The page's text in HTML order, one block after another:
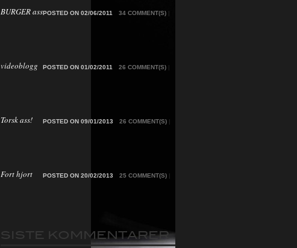
BURGER ass 34 COMMENT(S) |
POSTED ON 02/06/2011
videoblogg 26 COMMENT(S) |
POSTED ON 01/02/2011
Torsk ass! 26 COMMENT(S) |
POSTED ON 09/01/2013
Fort hjort 25 COMMENT(S) |
POSTED ON 20/02/2013
SISTE KOMMENTARER